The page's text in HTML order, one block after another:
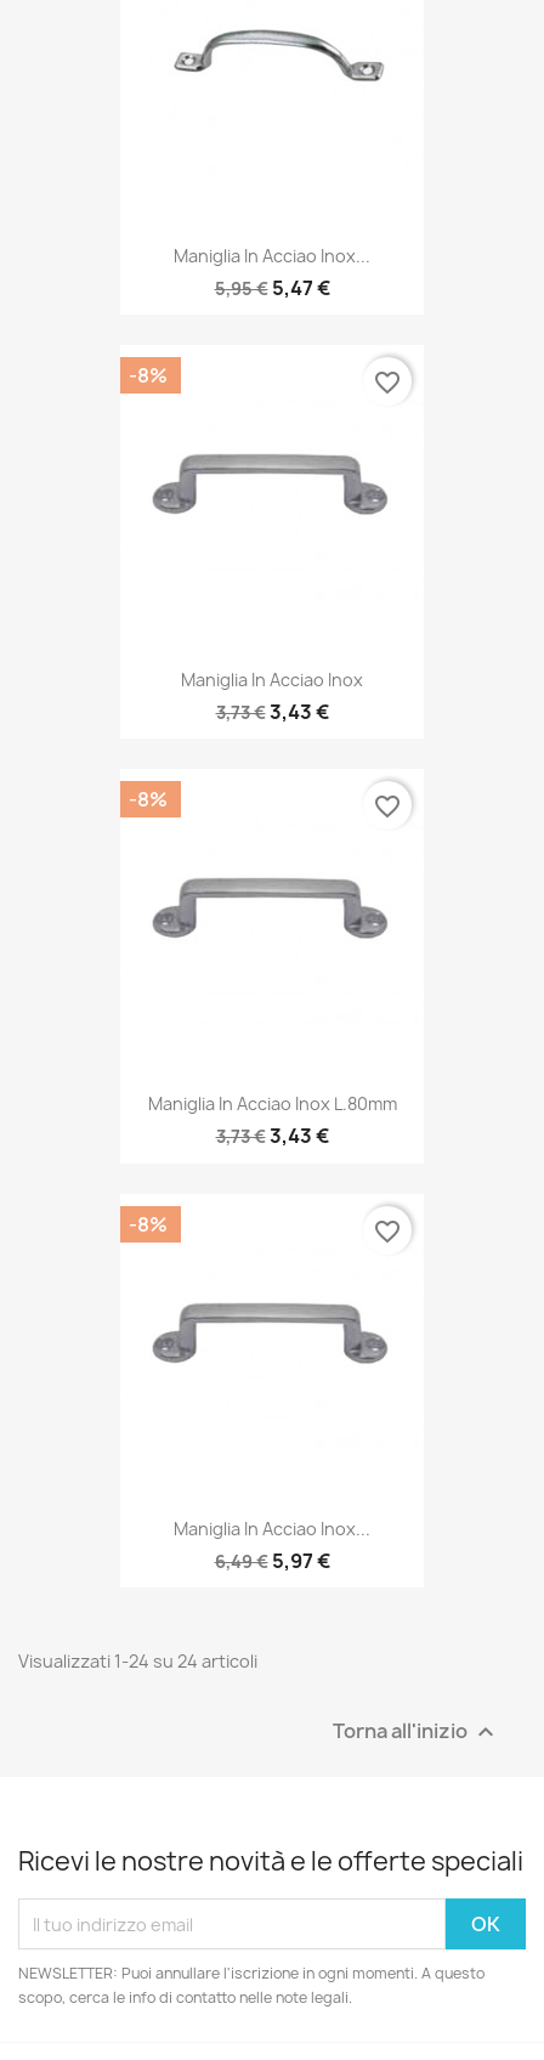
Maniglia In Acciao Inox...
5,95 € 5,47 €
Maniglia In Acciao Inox
3,73 €3,43 €
-8% favorite_border
Maniglia In Acciao Inox L.80mm
3,73 €3,43 €
-8% favorite_border
Maniglia In Acciao Inox...
6,49 € 5,97 €
-8% favorite_border
Visualizzati 1-24 su 24 articoli
Torna all'inizio 
Ricevi le nostre novità e le offerte speciali
NEWSLETTER: Puoi annullare l'iscrizione in ogni momenti. A questo
scopo, cerca le info di contatto nelle note legali.